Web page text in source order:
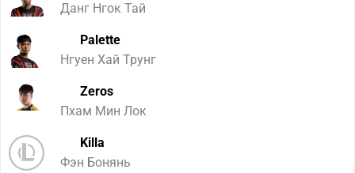
Данг Нгок Тай
Palette
Нгуен Хай Трунг
Zeros
Пхам Мин Лок
Killa
Фэн Бонянь